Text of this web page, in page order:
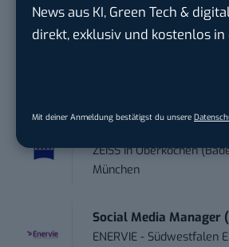
News aus KI, Green Tech &
direkt, exklusiv und kostenlos in
Mit deiner Anmeldung bestätigst du unsere
Social Media – /
ZEISSinOberkochen
München
Social Media Manager
ENERVIE - Südwestfalen